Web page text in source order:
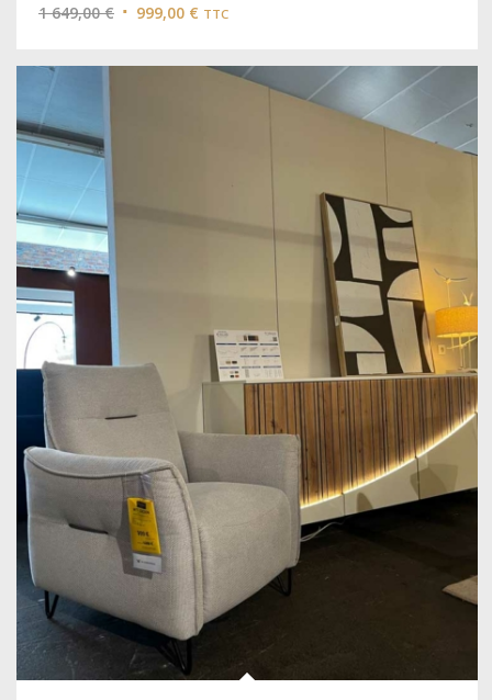
1 649,00€ Le
initial
999,00 € Le
actuel
TTC